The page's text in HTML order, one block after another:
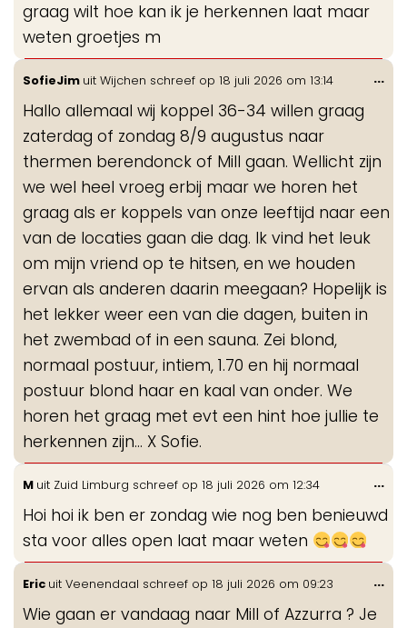
graag wilt hoe kan ik je herkennen laat maar
weten groetjes m
SofieJim uit Wijchen schreef op 18 juli 2026 om 13:14
Hallo allemaal wij koppel 36-34 willen graag
zaterdag of zondag 8/9 augustus naar
thermen berendonck of Mill gaan. Wellicht zijn
we wel heel vroeg erbij maar we horen het
graag als er koppels van onze leeftijd naar een
van de locaties gaan die dag. Ik vind het leuk
om mijn vriend op te hitsen, en we houden
ervan als anderen daarin meegaan? Hopelijk is
het lekker weer een van die dagen, buiten in
het zwembad of in een sauna. Zei blond,
normaal postuur, intiem, 1.70 en hij normaal
postuur blond haar en kaal van onder. We
horen het graag met evt een hint hoe jullie te
herkennen zijn… X Sofie.
...
M uit Zuid Limburg schreef op 18 juli 2026 om 12:34
Hoi hoi ik ben er zondag wie nog ben benieuwd
sta voor alles open laat maar weten
...
Eric uit Veenendaal schreef op 18 juli 2026 om 09:23
Wie gaan er vandaag naar Mill of Azzurra ? Je
...